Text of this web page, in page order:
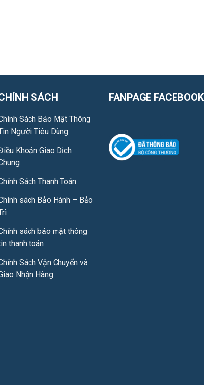
SÁCH
Sách Bảo Mật Thông
Người Tiêu Dùng
Khoản Giao Dịch
Sách Thanh Toán
sách Bảo Hành – Bảo
sách bảo mật thông
thanh toán
Sách Vận Chuyển và
Nhận Hàng
FANPAGE FACEBOOK